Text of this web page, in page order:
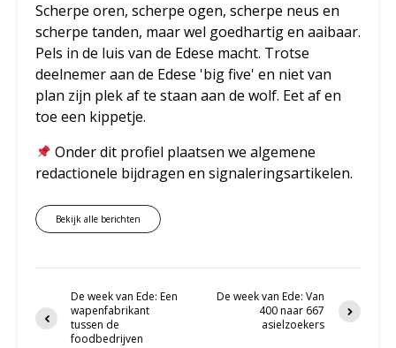
Scherpe oren, scherpe ogen, scherpe neus en
scherpe tanden, maar wel goedhartig en aaibaar.
Pels in de luis van de Edese macht. Trotse
deelnemer aan de Edese 'big five' en niet van
plan zijn plek af te staan aan de wolf. Eet af en
toe een kippetje.
Onder dit profiel plaatsen we algemene
redactionele bijdragen en signaleringsartikelen.
Bekijk alle berichten
De week van Ede: Een
wapenfabrikant
tussen de
foodbedrijven
De week van Ede: Van
400 naar 667
asielzoekers